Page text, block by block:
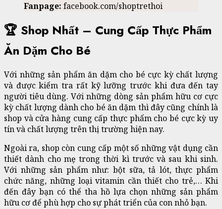
Fanpage: facebook.com/shoptrethoi
🏆 Shop Nhất – Cung Cấp Thực Phẩm
Ăn Dặm Cho Bé
Với những sản phẩm ăn dặm cho bé cực kỳ chất lượng
và được kiểm tra rất kỹ lưỡng trước khi đưa đến tay
người tiêu dùng. Với những dòng sản phẩm hữu cơ cực
kỳ chất lượng dành cho bé ăn dặm thì đây cũng chính là
shop và cửa hàng cung cấp thực phẩm cho bé cực kỳ uy
tín và chất lượng trên thị trường hiện nay.
Ngoài ra, shop còn cung cấp một số những vật dụng cần
thiết dành cho mẹ trong thời kì trước và sau khi sinh.
Với những sản phẩm như: bột sữa, tả lót, thực phẩm
chức năng, những loại vitamin cần thiết cho trẻ,… Khi
đến đây bạn có thể tha hồ lựa chọn những sản phẩm
hữu cơ để phù hợp cho sự phát triển của con nhỏ bạn.